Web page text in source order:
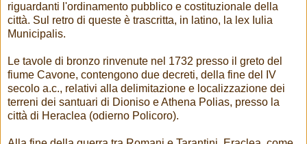
riguardanti l'ordinamento pubblico e costituzionale della
città. Sul retro di queste è trascritta, in latino, la lex Iulia
Municipalis.
Le tavole di bronzo rinvenute nel 1732 presso il greto del
fiume Cavone, contengono due decreti, della fine del IV
secolo a.c., relativi alla delimitazione e localizzazione dei
terreni dei santuari di Dioniso e Athena Polias, presso la
città di Heraclea (odierno Policoro).